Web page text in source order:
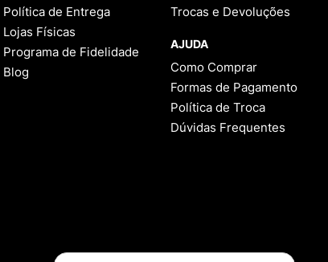
Política de Entrega
Lojas Físicas
Programa de Fidelidade
Blog
Trocas e Devoluções
AJUDA
Como Comprar
Formas de Pagamento
Política de Troca
Dúvidas Frequentes